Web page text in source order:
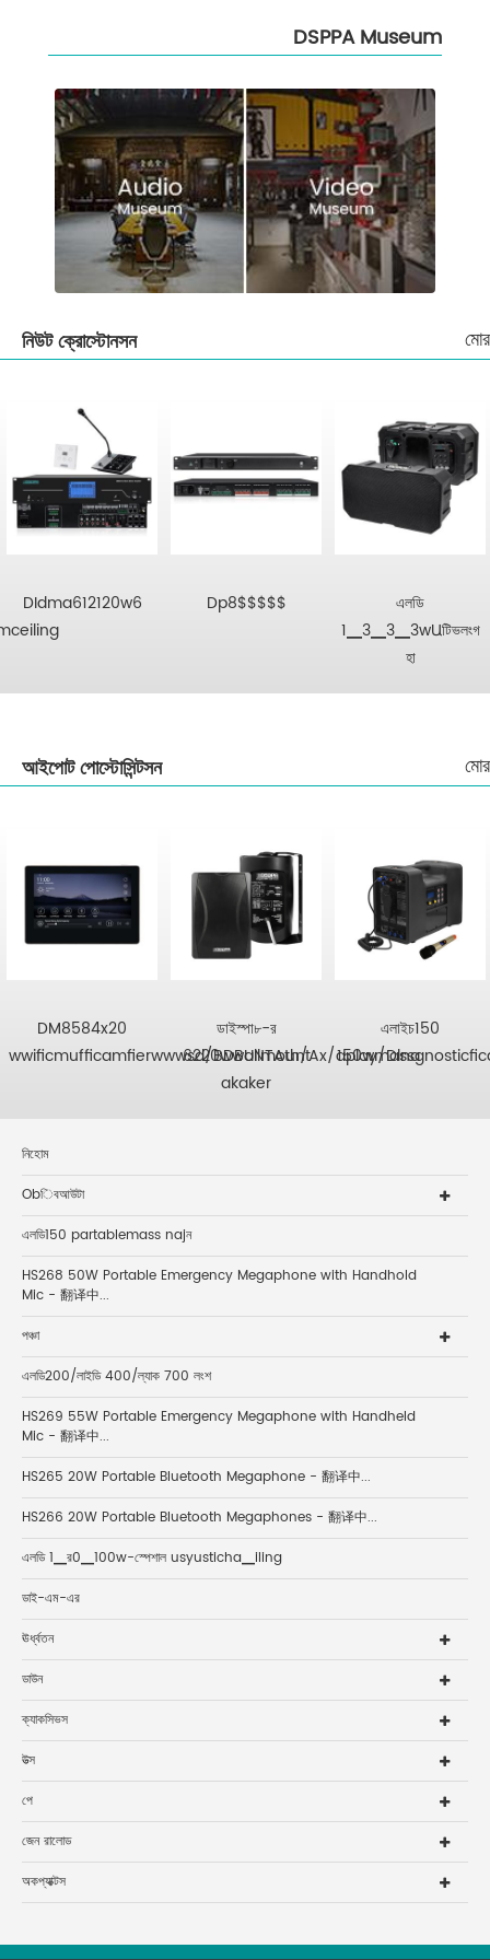
DSPPA Museum
নিউট ক্রোস্টোনসন মোর
DIdma612120w6 Dp8$$$$$
এলডি
1▁3▁3▁3wԱটিভলংগ
হা
আইপোট পোস্টোসিন্টসন মোর
DM8584x20
wwificmufficamfierwwwsd/BDBUNTAth/Ax/aplay/Dlna
ডাইস্পা৮-র
6220wwallmount
akaker
এলাইচ150
নিহোম
Obিবআউটা
এলডি150 partablemass najন
HS268 50W Portable Emergency Megaphone with Handhold
Mic - 翻译中...
পঞ্চা
এলডি200/লাইডি 400/ল্যাক 700 লংশ
HS269 55W Portable Emergency Megaphone with Handheld
Mic - 翻译中...
HS265 20W Portable Bluetooth Megaphone - 翻译中...
HS266 20W Portable Bluetooth Megaphones - 翻译中...
এলডি 1▁র0▁100w-স্পেশাল usyusticha▁iling
ডাই-এম-এর
ঊর্ধ্বতন
ডাউন
ক্যাকসিভস
উত্স
পে
জেন রালোড
অকপ্যাক্টস